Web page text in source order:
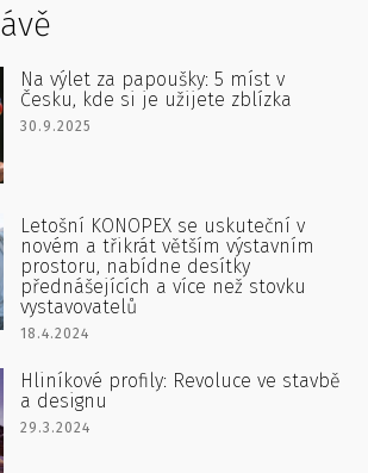
Na výlet za papoušky: 5 míst v
Česku, kde si je užijete zblízka
30.9.2025
Letošní KONOPEX se uskuteční v
novém a třikrát větším výstavním
prostoru, nabídne desítky
přednášejících a více než stovku
vystavovatelů
18.4.2024
Hliníkové profily: Revoluce ve stavbě
a designu
29.3.2024